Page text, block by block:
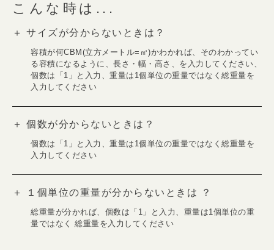
こんな時は...
＋ サイズが分からないときは？
容積が何CBM(立方メートル=㎥)かわかれば、そのわかってい
る容積になるように、長さ・幅・高さ、を入力してください、
個数は「1」と入力、重量は1個単位の重量ではなく総重量を
入力してください
＋ 個数が分からないときは？
個数は「1」と入力、重量は1個単位の重量ではなく総重量を
入力してください
＋ １個単位の重量が分からないときは ？
総重量が分かれば、個数は「1」と入力、重量は1個単位の重
量ではなく 総重量を入力してください